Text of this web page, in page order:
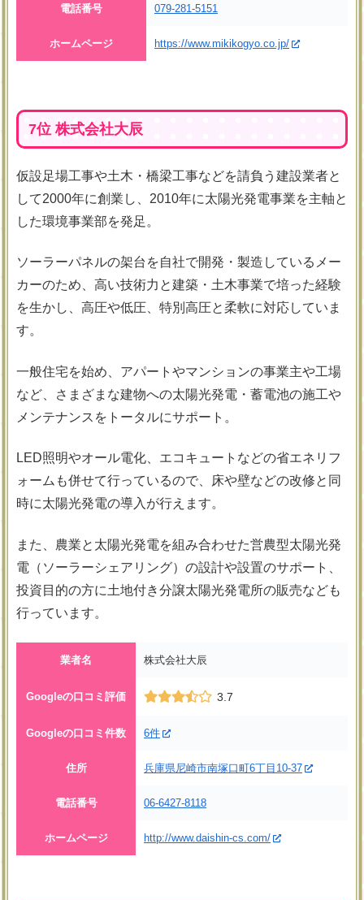
電話番号 079-281-5151
ホームページ https://www.mikikogyo.co.jp/
7位 株式会社大辰
仮設足場工事や土木・橋梁工事などを請負う建設業者と
して2000年に創業し、2010年に太陽光発電事業を主軸と
した環境事業部を発足。
ソーラーパネルの架台を自社で開発・製造しているメー
カーのため、高い技術力と建築・土木事業で培った経験
を生かし、高圧や低圧、特別高圧と柔軟に対応していま
す。
一般住宅を始め、アパートやマンションの事業主や工場
など、さまざまな建物への太陽光発電・蓄電池の施工や
メンテナンスをトータルにサポート。
LED照明やオール電化、エコキュートなどの省エネリフ
ォームも併せて行っているので、床や壁などの改修と同
時に太陽光発電の導入が行えます。
また、農業と太陽光発電を組み合わせた営農型太陽光発
電（ソーラーシェアリング）の設計や設置のサポート、
投資目的の方に土地付き分譲太陽光発電所の販売なども
行っています。
業者名 株式会社大辰
Googleの口コミ評価 3.7
Googleの口コミ件数 6件
住所 兵庫県尼崎市南塚口町6丁目10-37
電話番号 06-6427-8118
ホームページ http://www.daishin-cs.com/